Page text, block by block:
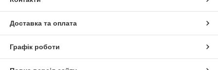
Доставка та оплата
Графік роботи